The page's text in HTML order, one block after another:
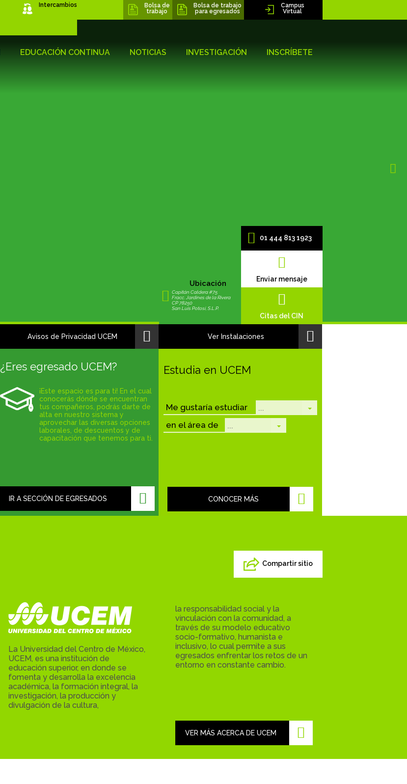
Intercambios
Bolsa de
trabajo
Bolsa de trabajo
para egresados
Campus
Virtual
EDUCACIÓN CONTINUA NOTICIAS INVESTIGACIÓN INSCRÍBETE
Ubicación
Capitán Caldera #75
Fracc. Jardines de la Rivera
CP 78250
San Luis Potosí, S.L.P.
01 444 813 1923
Enviar mensaje
Citas del CIN
Avisos de Privacidad UCEM
¿Eres egresado UCEM?
¡Este espacio es para ti! En el cual
conocerás dónde se encuentran
tus compañeros, podrás darte de
alta en nuestro sistema y
aprovechar las diversas opciones
laborales, de descuentos y de
capacitación que tenemos para ti.
IR A SECCIÓN DE EGRESADOS
Ver Instalaciones
Estudia en UCEM
Me gustaría estudiar
en el área de
CONOCER MÁS
Compartir sitio
La Universidad del Centro de México,
UCEM, es una institución de
educación superior, en donde se
fomenta y desarrolla la excelencia
académica, la formación integral, la
investigación, la producción y
divulgación de la cultura,
la responsabilidad social y la
vinculación con la comunidad, a
través de su modelo educativo
socio-formativo, humanista e
inclusivo, lo cual permite a sus
egresados enfrentar los retos de un
entorno en constante cambio.
VER MÁS ACERCA DE UCEM